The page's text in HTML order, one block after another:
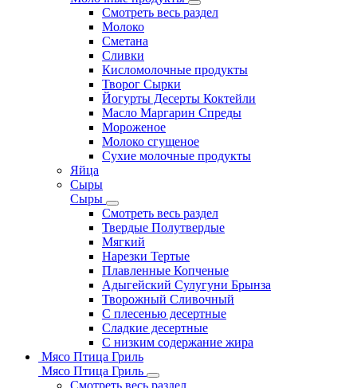
Смотреть весь раздел
Молоко
Сметана
Сливки
Кисломолочные продукты
Творог Сырки
Йогурты Десерты Коктейли
Масло Маргарин Спреды
Мороженое
Молоко сгущеное
Сухие молочные продукты
Яйца
Сыры
Сыры
Смотреть весь раздел
Твердые Полутвердые
Мягкий
Нарезки Тертые
Плавленные Копченые
Адыгейский Сулугуни Брынза
Творожный Сливочный
С плесенью десертные
Сладкие десертные
С низким содержание жира
Мясо Птица Гриль
Мясо Птица Гриль
Смотреть весь раздел